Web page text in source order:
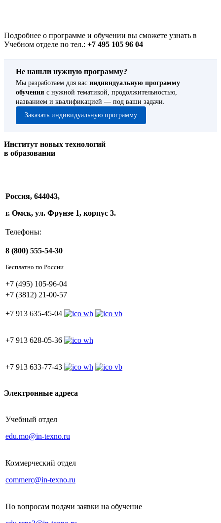
Подробнее о программе и обучении вы сможете узнать в
Учебном отделе по тел.: +7 495 105 96 04
Не нашли нужную программу?
Мы разработаем для вас индивидуальную программу
обучения с нужной тематикой, продолжительностью,
названием и квалификацией — под ваши задачи.
Заказать индивидуальную программу
Институт новых технологий
в образовании
Россия, 644043,
г. Омск, ул. Фрунзе 1, корпус 3.
Телефоны:
8 (800) 555-54-30
Бесплатно по России
+7 (495) 105-96-04
+7 (3812) 21-00-57
+7 913 635-45-04
+7 913 628-05-36
+7 913 633-77-43
Электронные адреса
Учебный отдел
edu.mo@in-texno.ru
Коммерческий отдел
commerc@in-texno.ru
По вопросам подачи заявки на обучение